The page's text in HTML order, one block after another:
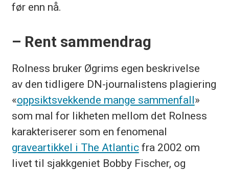
før enn nå.
– Rent sammendrag
Rolness bruker Øgrims egen beskrivelse
av den tidligere DN-journalistens plagiering
«oppsiktsvekkende mange sammenfall»
som mal for likheten mellom det Rolness
karakteriserer som en fenomenal
graveartikkel i The Atlanticfra 2002 om
livet til sjakkgeniet Bobby Fischer, og